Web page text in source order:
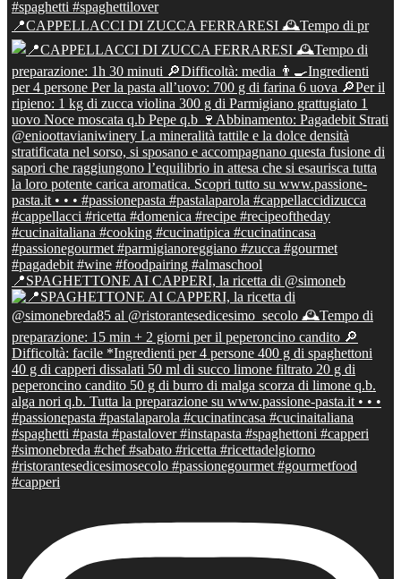
📍CAPPELLACCI DI ZUCCA FERRARESI 🕰Tempo di pr
📍SPAGHETTONE AI CAPPERI, la ricetta di @simoneb